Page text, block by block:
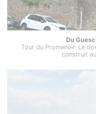
Du
Tour du Promenoir. Le
construit